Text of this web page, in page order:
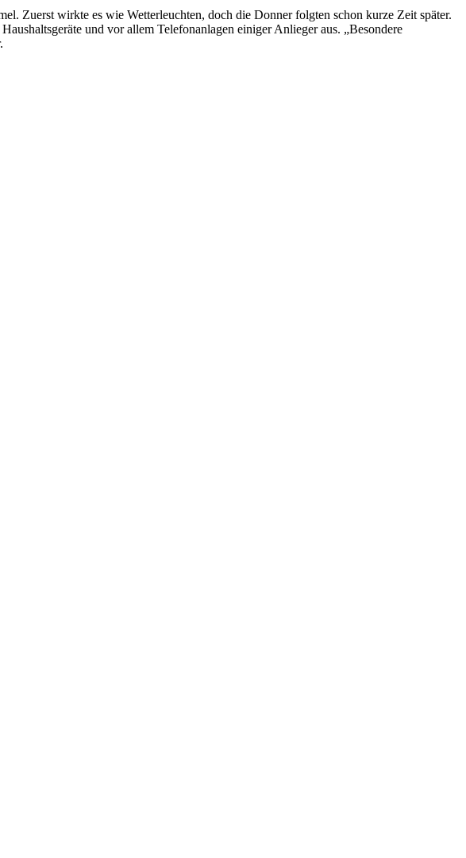
Zuerst wirkte es wie Wetterleuchten, doch die Donner folgten schon kurze Zeit später.
und vor allem Telefonanlagen einiger Anlieger aus. „Besondere